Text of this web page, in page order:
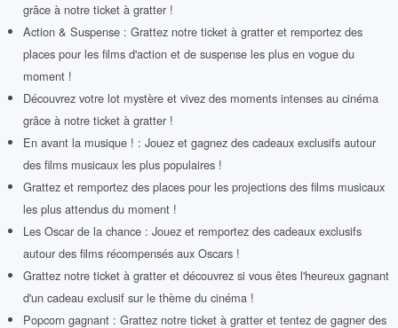
grâce à notre ticket à gratter !
Action & Suspense : Grattez notre ticket à gratter et remportez des
places pour les films d'action et de suspense les plus en vogue du
moment !
Découvrez votre lot mystère et vivez des moments intenses au cinéma
grâce à notre ticket à gratter !
En avant la musique ! : Jouez et gagnez des cadeaux exclusifs autour
des films musicaux les plus populaires !
Grattez et remportez des places pour les projections des films musicaux
les plus attendus du moment !
Les Oscar de la chance : Jouez et remportez des cadeaux exclusifs
autour des films récompensés aux Oscars !
Grattez notre ticket à gratter et découvrez si vous êtes l'heureux gagnant
d'un cadeau exclusif sur le thème du cinéma !
Popcorn gagnant : Grattez notre ticket à gratter et tentez de gagner des